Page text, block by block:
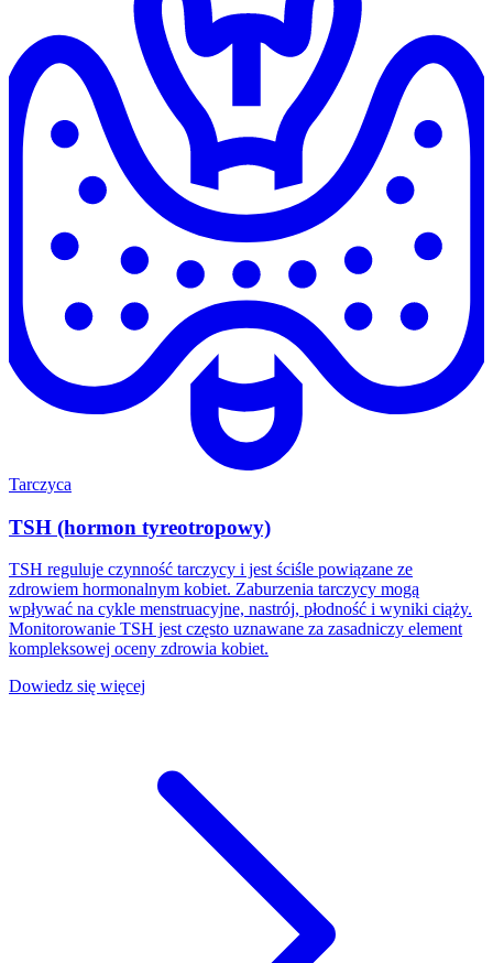
Tarczyca
TSH (hormon tyreotropowy)
TSH reguluje czynność tarczycy i jest ściśle powiązane ze
zdrowiem hormonalnym kobiet. Zaburzenia tarczycy mogą
wpływać na cykle menstruacyjne, nastrój, płodność i wyniki ciąży.
Monitorowanie TSH jest często uznawane za zasadniczy element
kompleksowej oceny zdrowia kobiet.
Dowiedz się więcej